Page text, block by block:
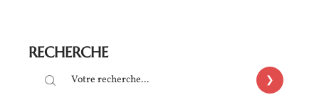
RECHERCHE